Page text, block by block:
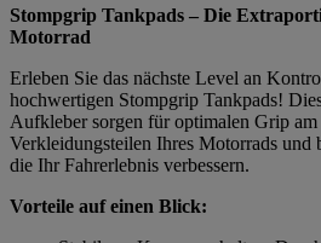
Stompgrip Tankpads – Die
Motorrad
Erleben Sie das nächste Level an
hochwertigen Stompgrip Tankpads!
Aufkleber sorgen für optimalen Grip
Verkleidungsteilen Ihres Motorrads und
die Ihr Fahrerlebnis verbessern.
Vorteile auf einen Blick: